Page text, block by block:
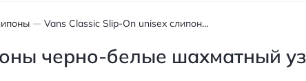
Vans Classic Slip-On unisex слипоны черно-белые шахматный узор
черно-белые шахматный